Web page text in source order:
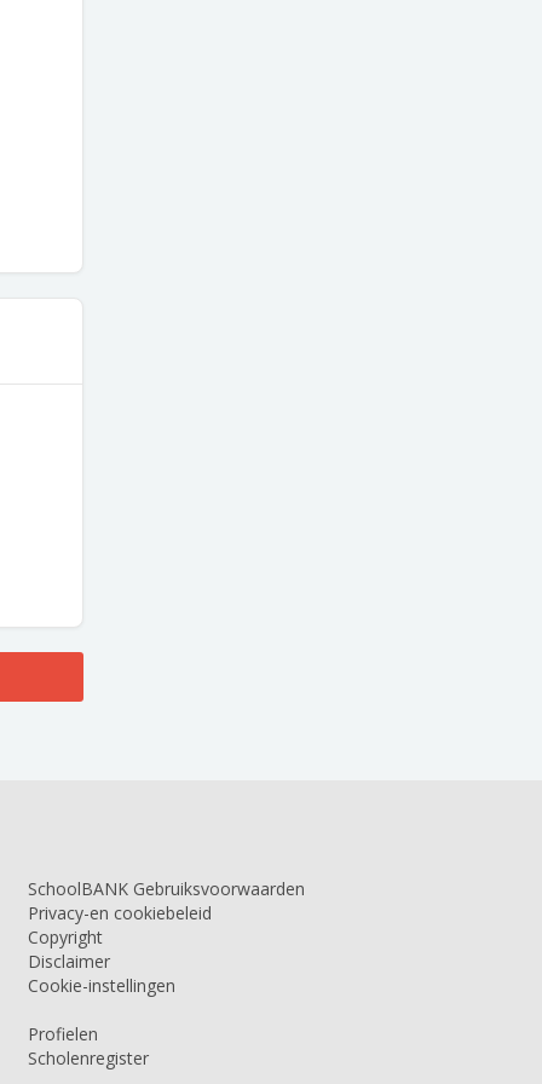
SchoolBANK Gebruiksvoorwaarden
Privacy-en cookiebeleid
Copyright
Disclaimer
Cookie-instellingen
Profielen
Scholenregister